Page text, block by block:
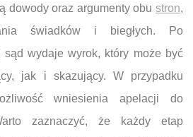
dowody oraz argumenty obu stron,
świadków i biegłych. Po
sąd wydaje wyrok, który może być
jak i skazujący. W przypadku
wniesienia apelacji do
zaznaczyć, że każdy etap